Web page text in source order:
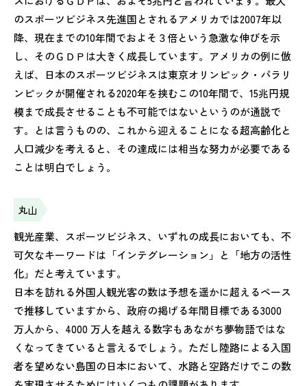
のスポーツビジネス先進国とされるアメリカでは2007年以
降、現在までの10年間でおよそ３倍という急激な伸びを示
し、そのＧＤＰは大きく成長しています。アメリカの例に倣
えば、日本のスポーツビジネスは東京オリンピック・パラリ
ンピックが開催される2020年を挟むこの10年間で、15兆円規
模まで成長させることも不可能ではないというのが通説で
す。とは言うものの、これから迎えることになる超高齢化と
人口減少を考えると、その達成には相当な努力が必要である
ことは明白でしょう。
丸山
観光産業、スポーツビジネス、いずれの成長においても、不
可欠なキーワードは「インテグレーション」と「地方の活性
化」だと考えています。
日本を訪れる外国人観光客の数は予想を遥かに超えるペース
で推移していますから、政府の掲げる年間目標である3000
万人から、4000 万人を越える数字もあながち夢物語ではな
くなってきていると言えるでしょう。ただし陸路による入国
者を望めない島国の日本において、水路と空路だけでこの数